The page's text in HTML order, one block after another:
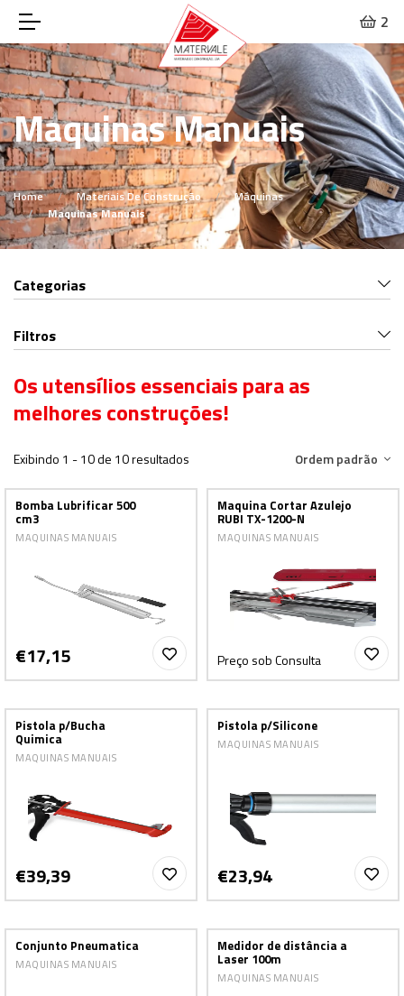
2
Maquinas Manuais
Home Materiais De Construção
Máquinas
Maquinas Manuais
Categorias
Filtros
Os utensílios essenciais para as
melhores construções!
Exibindo 1 - 10 de 10 resultados Ordem padrão
Bomba Lubrificar 500
cm3
MAQUINAS MANUAIS
€17,15
Maquina Cortar Azulejo
RUBI TX-1200-N
MAQUINAS MANUAIS
Preço sob Consulta
Pistola p/Bucha
Quimica
MAQUINAS MANUAIS
€39,39
Pistola p/Silicone
MAQUINAS MANUAIS
€23,94
Conjunto Pneumatica
MAQUINAS MANUAIS
Medidor de distância a
Laser 100m
MAQUINAS MANUAIS